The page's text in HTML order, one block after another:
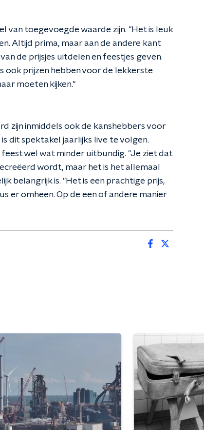
van toegevoegde waarde zijn. "Het is leuk
Altijd prima, maar aan de andere kant
de prijsjes uitdelen en feestjes geven.
ook prijzen hebben voor de lekkerste
moeten kijken."
zijn inmiddels ook de kanshebbers voor
dit spektakel jaarlijks live te volgen.
wel wat minder uitbundig. "Je ziet dat
wordt, maar het is het allemaal
belangrijk is. "Het is een prachtige prijs,
er omheen. Op de een of andere manier